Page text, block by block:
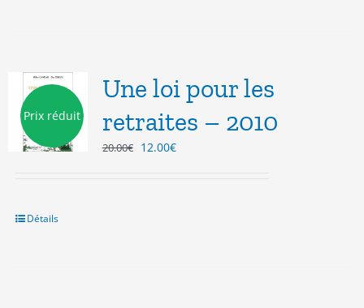
Prix réduit
Une loi pour les
retraites – 2010
20.00€ Le
12.00€Le
Détails